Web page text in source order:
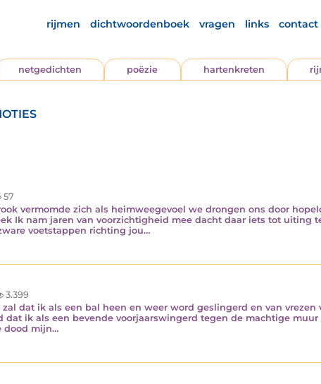
rijmen dichtwoordenboek vragen links contact
netgedichten poëzie hartenkreten
57
vermomde zich als heimweegevoel we drongen ons door
Ik nam jaren van voorzichtigheid mee dacht daar iets tot uiting
voetstappen richting jou…
3.399
dat ik als een bal heen en weer word geslingerd en van
ik als een bevende voorjaarswingerd tegen de machtige
dood mijn…